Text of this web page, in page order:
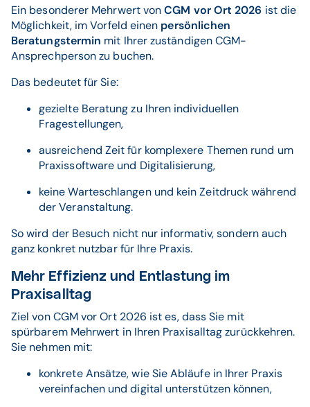
Ein besonderer Mehrwert vonCGM vor Ort 2026 ist die
Möglichkeit, im Vorfeld einen persönlichen
Beratungstermin mit Ihrer zuständigen CGM-
Ansprechperson zu buchen.
Das bedeutet für Sie:
gezielte Beratung zu Ihren individuellen
Fragestellungen,
ausreichend Zeit für komplexere Themen rund um
Praxissoftware und Digitalisierung,
keine Warteschlangen und kein Zeitdruck während
der Veranstaltung.
So wird der Besuch nicht nur informativ, sondern auch
ganz konkret nutzbar für Ihre Praxis.
Mehr Effizienz und Entlastung im
Praxisalltag
Ziel von CGM vor Ort 2026 ist es, dass Sie mit
spürbarem Mehrwert in Ihren Praxisalltag zurückkehren.
Sie nehmen mit:
konkrete Ansätze, wie Sie Abläufe in Ihrer Praxis
vereinfachen und digital unterstützen können,